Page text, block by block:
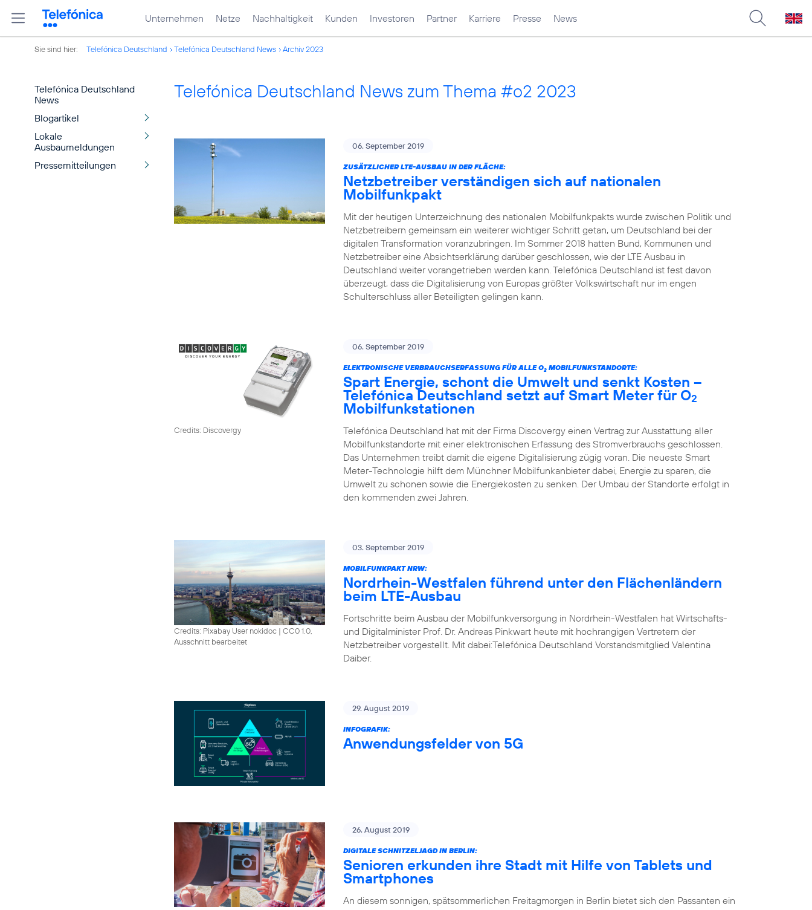
Unternehmen Netze Nachhaltigkeit Kunden Investoren Partner Karriere Presse News
Sie sind hier: Telefónica Deutschland Telefónica Deutschland News Archiv 2023
Telefónica Deutschland
News
Blogartikel
Lokale
Ausbaumeldungen
Pressemitteilungen
Telefónica Deutschland News zum Thema #o2 2023
06. September 2019
ZUSÄTZLICHER LTE-AUSBAU IN DER FLÄCHE:
Netzbetreiber verständigen sich auf nationalen
Mobilfunkpakt
Mit der heutigen Unterzeichnung des nationalen Mobilfunkpakts wurde zwischen Politik und
Netzbetreibern gemeinsam ein weiterer wichtiger Schritt getan, um Deutschland bei der
digitalen Transformation voranzubringen. Im Sommer 2018 hatten Bund, Kommunen und
Netzbetreiber eine Absichtserklärung darüber geschlossen, wie der LTE Ausbau in
Deutschland weiter vorangetrieben werden kann. Telefónica Deutschland ist fest davon
überzeugt, dass die Digitalisierung von Europas größter Volkswirtschaft nur im engen
Schulterschluss aller Beteiligten gelingen kann.
Credits: Discovergy
06. September 2019
ELEKTRONISCHE VERBRAUCHSERFASSUNG FÜR ALLE O2 MOBILFUNKSTANDORTE:
Spart Energie, schont die Umwelt und senkt Kosten –
Telefónica Deutschland setzt auf Smart Meter für O2
Mobilfunkstationen
Telefónica Deutschland hat mit der Firma Discovergy einen Vertrag zur Ausstattung aller
Mobilfunkstandorte mit einer elektronischen Erfassung des Stromverbrauchs geschlossen.
Das Unternehmen treibt damit die eigene Digitalisierung zügig voran. Die neueste Smart
Meter-Technologie hilft dem Münchner Mobilfunkanbieter dabei, Energie zu sparen, die
Umwelt zu schonen sowie die Energiekosten zu senken. Der Umbau der Standorte erfolgt in
den kommenden zwei Jahren.
Credits: Pixabay User nokidoc | CC0 1.0,
Ausschnitt bearbeitet
03. September 2019
MOBILFUNKPAKT NRW:
Nordrhein-Westfalen führend unter den Flächenländern
beim LTE-Ausbau
Fortschritte beim Ausbau der Mobilfunkversorgung in Nordrhein-Westfalen hat Wirtschafts-
und Digitalminister Prof. Dr. Andreas Pinkwart heute mit hochrangigen Vertretern der
Netzbetreiber vorgestellt. Mit dabei:Telefónica Deutschland Vorstandsmitglied Valentina
Daiber.
29. August 2019
INFOGRAFIK:
Anwendungsfelder von 5G
26. August 2019
DIGITALE SCHNITZELJAGD IN BERLIN:
Senioren erkunden ihre Stadt mit Hilfe von Tablets und
Smartphones
An diesem sonnigen, spätsommerlichen Freitagmorgen in Berlin bietet sich den Passanten ein